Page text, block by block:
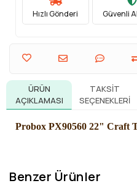
Hızlı Gönderi Güvenli
ÜRÜN
AÇIKLAMASI
TAKSIT
SEÇENEKLERI
Probox PX90560 22" Craft
Benzer Ürünler